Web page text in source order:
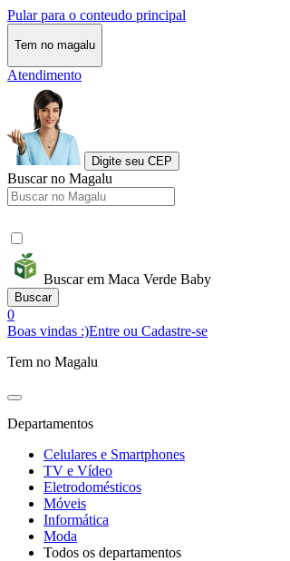
Pular para o conteudo principal
Tem no magalu
Atendimento
Digite seu CEP
Buscar no Magalu
Buscar em Maca Verde Baby
Buscar
0
Boas vindas :)Entre ou Cadastre-se
Tem no Magalu
Departamentos
Celulares e Smartphones
TV e Vídeo
Eletrodomésticos
Móveis
Informática
Moda
Todos os departamentos